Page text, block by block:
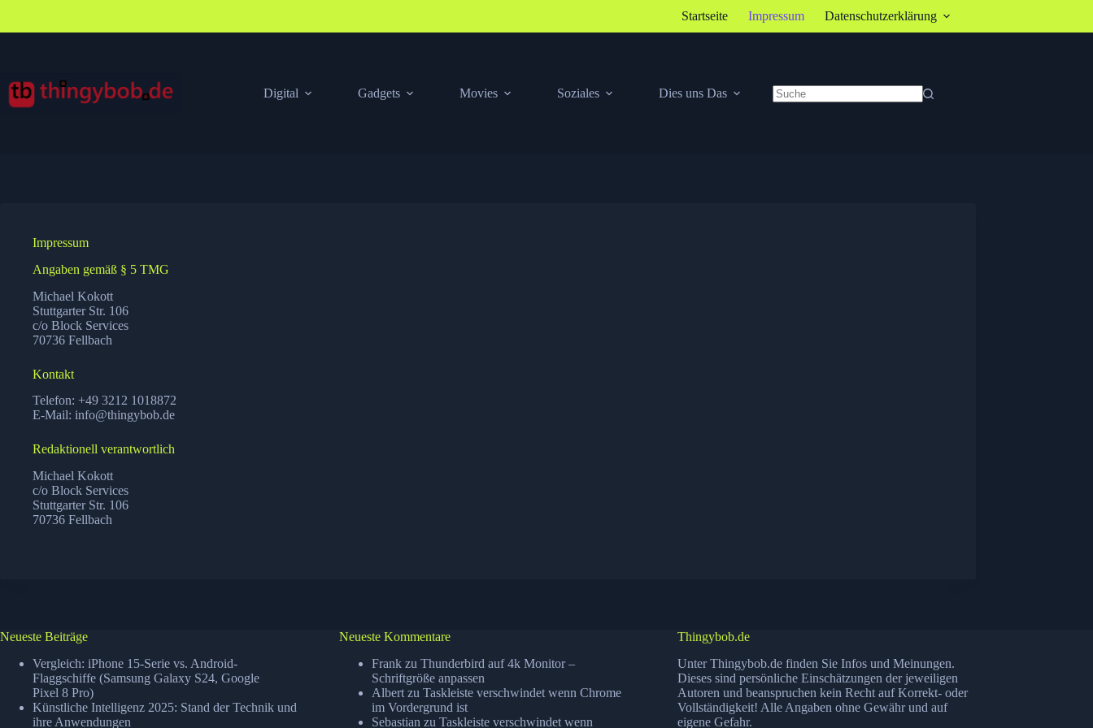
springen
Startseite Impressum Datenschutzerklärung
Digital Gadgets Movies Soziales
Dies uns Das
Impressum
Angaben gemäß § 5 TMG
Michael Kokott
Stuttgarter Str. 106
c/o Block Services
70736 Fellbach
Kontakt
Telefon: +49 3212 1018872
E-Mail: info@thingybob.de
Redaktionell verantwortlich
Michael Kokott
c/o Block Services
Stuttgarter Str. 106
70736 Fellbach
Neueste Beiträge
Vergleich: iPhone 15-Serie vs. Android-
Flaggschiffe (Samsung Galaxy S24, Google
Pixel 8 Pro)
Künstliche Intelligenz 2025: Stand der Technik und
ihre Anwendungen
Neueste Kommentare
Frankzu Thunderbird auf 4k Monitor –
Schriftgröße anpassen
Albertzu Taskleiste verschwindet wenn Chrome
im Vordergrund ist
Sebastian zu Taskleiste verschwindet wenn
Thingybob.de
Unter Thingybob.de finden Sie Infos und Meinungen.
Dieses sind persönliche Einschätzungen der jeweiligen
Autoren und beanspruchen kein Recht auf Korrekt- oder
Vollständigkeit! Alle Angaben ohne Gewähr und auf
eigene Gefahr.